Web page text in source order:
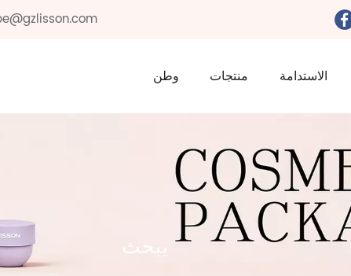
وطن منتجات الاستدامة
يبحث